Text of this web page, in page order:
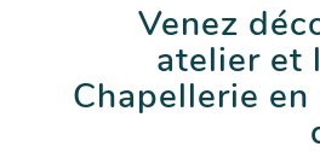
Venez
atelier et
Chapellerie